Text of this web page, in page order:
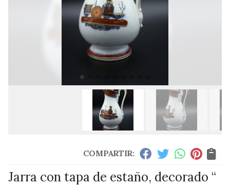
COMPARTIR:
Jarra con tapa de estaño, decorado “